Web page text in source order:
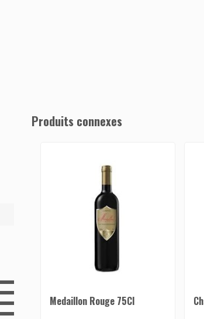
Produits connexes
Medaillon Rouge 75Cl